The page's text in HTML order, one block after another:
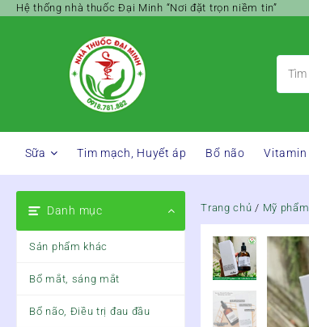
SkipHệ thống nhà thuốc Đại Minh “Nơi đặt trọn niềm tin”
Sữa Tim mạch, Huyết áp Bổ não Vitamin
Danh mục
Sản phẩm khác
Bổ mắt, sáng mắt
Bổ não, Điều trị đau đầu
Trang chủ / Mỹ phẩm